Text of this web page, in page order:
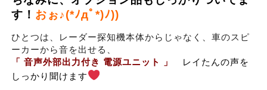
す！ おぉ♪(*ﾉдﾟ*)ﾉ))
ひとつは、レーダー探知機本体からじゃなく、車のスピ
ーカーから音を出せる
「 音声外部出力付き 電源ユニット 」
レイたんの声を
しっかり聞けます